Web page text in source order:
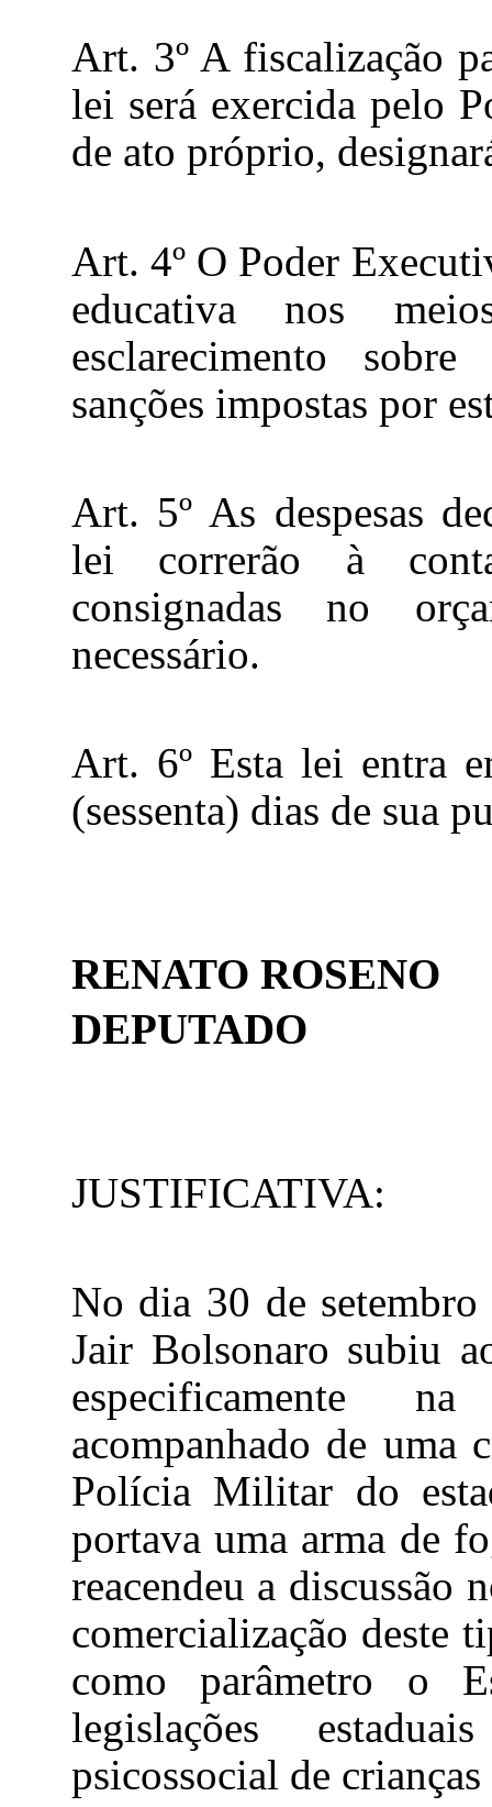
Art. 3º A fiscalização
lei será exercida pelo
de ato próprio,
Art. 4º O Poder
educativa nos
esclarecimento
sanções impostas por
Art. 5º As despesas
lei correrão à
consignadas no
necessário.
Art. 6º Esta lei entra
(sessenta) dias de sua
RENATO ROSENO
DEPUTADO
JUSTIFICATIVA:
No dia 30 de
Jair Bolsonaro subiu
especificamente
acompanhado de uma
Polícia Militar do
portava uma arma de
reacendeu a discussão
comercialização deste
como parâmetro o
legislações
psicossocial de